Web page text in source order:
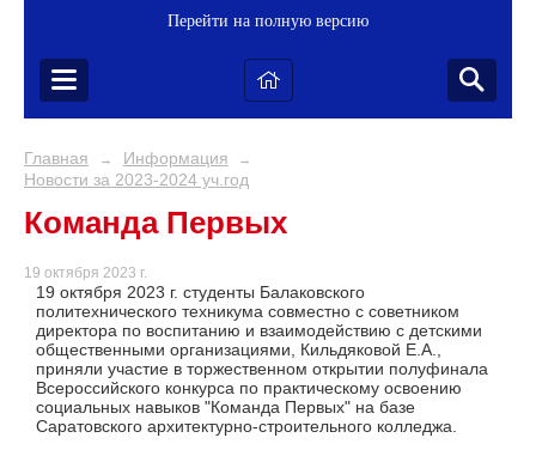
Перейти на полную версию
Главная → Информация →
Новости за 2023-2024 уч.год
Команда Первых
19 октября 2023 г.
19 октября 2023 г. студенты Балаковского
политехнического техникума совместно с советником
директора по воспитанию и взаимодействию с детскими
общественными организациями, Кильдяковой Е.А.,
приняли участие в торжественном открытии полуфинала
Всероссийского конкурса по практическому освоению
социальных навыков "Команда Первых" на базе
Саратовского архитектурно-строительного колледжа.